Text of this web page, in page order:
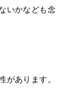
いかなども念
があります。